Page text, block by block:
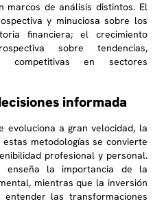
marcos de análisis distintos. El
y minuciosa sobre los
financiera; el crecimiento
sobre tendencias,
competitivas en sectores
informada
evoluciona a gran velocidad, la
metodologías se convierte
profesional y personal.
enseña la importancia de la
mientras que la inversión
las transformaciones